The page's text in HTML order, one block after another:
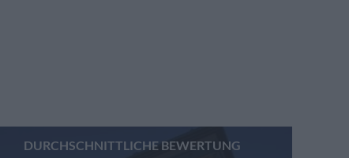
DURCHSCHNITTLICHE BEWERTUNG